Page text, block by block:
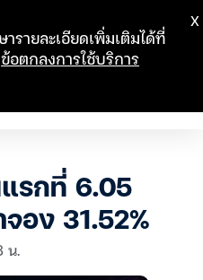
แรกที่ 6.05
อง 31.52%
น.
รายละเอียดเพิ่มเติมได้ที่
ข้อตกลงการใช้บริการ
X